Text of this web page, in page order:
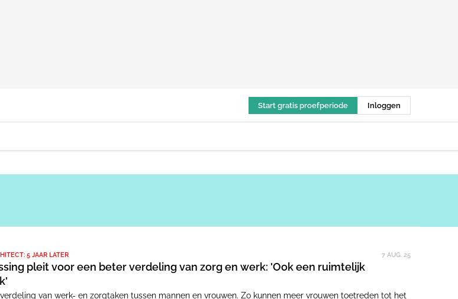
Start gratis proefperiode Inloggen
5 JAAR LATER 7 AUG. 25
pleit voor een beter verdeling van zorg en werk: 'Ook een ruimtelijk
van werk- en zorgtaken tussen mannen en vrouwen. Zo kunnen meer vrouwen toetreden tot het